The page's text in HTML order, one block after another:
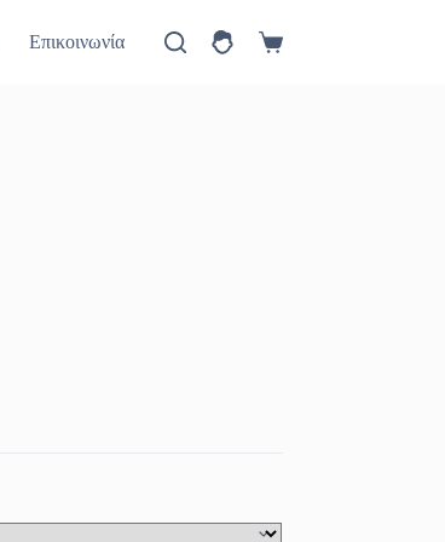
Επικοινωνία
Καλάθι